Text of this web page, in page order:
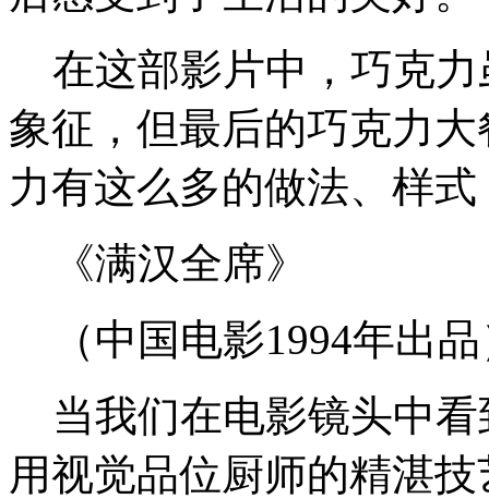
在这部影片中，巧克力
象征，但最后的巧克力
力有这么多的做法、样
《满汉全席》
（中国电影1994年出品
当我们在电影镜头中看
用视觉品位厨师的精湛